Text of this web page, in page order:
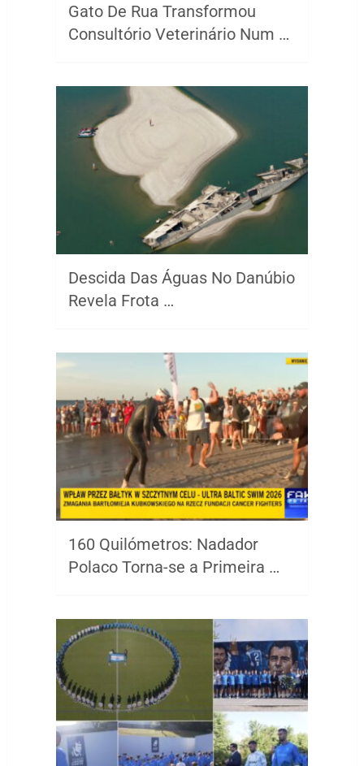
Gato De Rua Transformou
Consultório Veterinário Num …
Descida Das Águas No Danúbio
Revela Frota …
160 Quilómetros: Nadador
Polaco Torna-se a Primeira …